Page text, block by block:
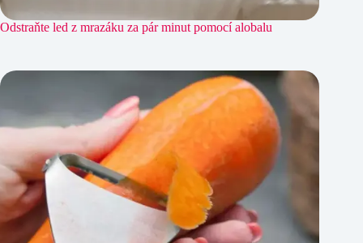
Odstraňte led z mrazáku za pár minut pomocí alobalu